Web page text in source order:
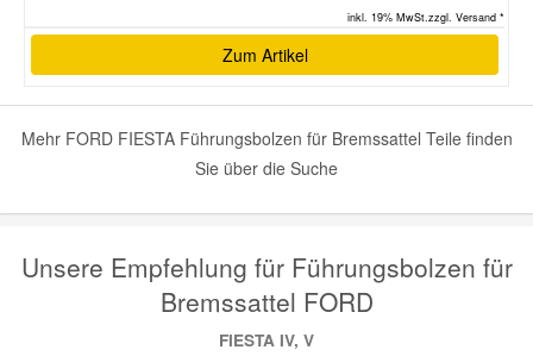
inkl. 19% MwSt.zzgl. Versand *
Zum Artikel
Mehr FORD FIESTA Führungsbolzen für Bremssattel Teile finden
Sie über die Suche
Unsere Empfehlung für Führungsbolzen für
Bremssattel FORD
FIESTA IV, V